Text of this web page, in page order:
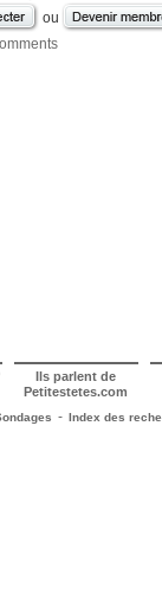
ou
Ils parlent de
Petitestetes.com
- Index des